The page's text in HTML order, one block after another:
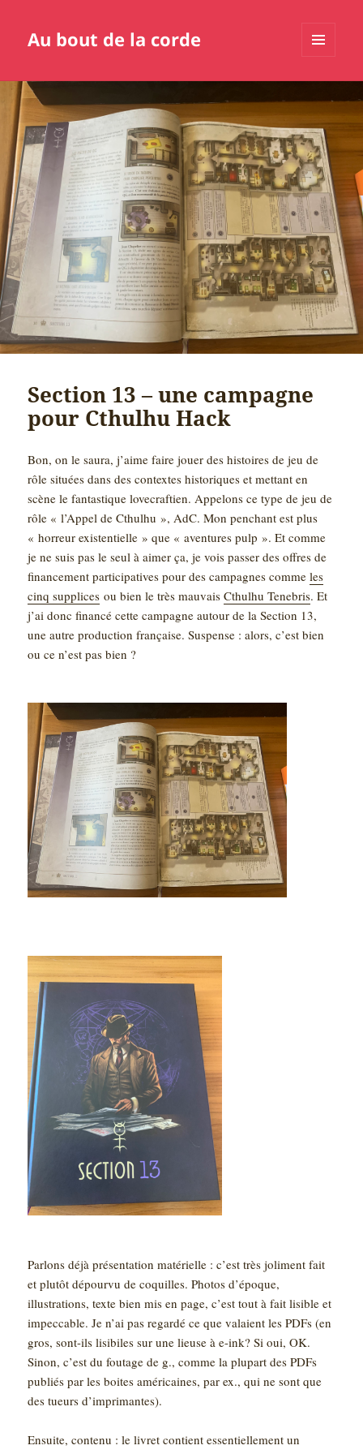
Au bout de la corde
Section 13 – une campagne
pour Cthulhu Hack
Bon, on le saura, j’aime faire jouer des histoires de jeu de
rôle situées dans des contextes historiques et mettant en
scène le fantastique lovecraftien. Appelons ce type de jeu de
rôle « l’Appel de Cthulhu », AdC. Mon penchant est plus
« horreur existentielle » que « aventures pulp ». Et comme
je ne suis pas le seul à aimer ça, je vois passer des offres de
financement participatives pour des campagnes commeles
cinq supplices ou bien le très mauvaisCthulhu Tenebris. Et
j’ai donc financé cette campagne autour de la Section 13,
une autre production française. Suspense : alors, c’est bien
ou ce n’est pas bien ?
Parlons déjà présentation matérielle : c’est très joliment fait
et plutôt dépourvu de coquilles. Photos d’époque,
illustrations, texte bien mis en page, c’est tout à fait lisible et
impeccable. Je n’ai pas regardé ce que valaient les PDFs (en
gros, sont-ils lisibiles sur une lieuse à e-ink? Si oui, OK.
Sinon, c’est du foutage de g., comme la plupart des PDFs
publiés par les boites américaines, par ex., qui ne sont que
des tueurs d’imprimantes).
Ensuite, contenu : le livret contient essentiellement un